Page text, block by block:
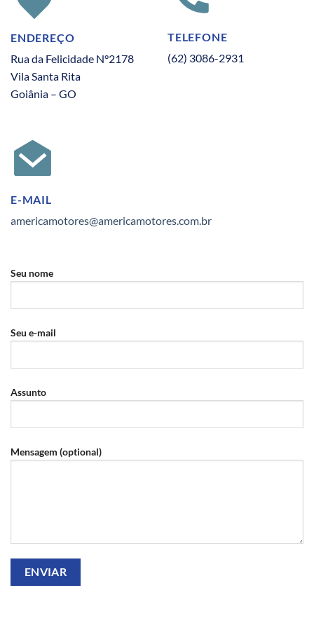
ENDEREÇO
Rua da Felicidade N°2178
Vila Santa Rita
Goiânia – GO
TELEFONE
(62) 3086-2931
E-MAIL
americamotores@americamotores.com.br
Seu nome
Seu e-mail
Assunto
Mensagem (optional)